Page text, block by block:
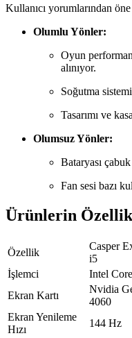
Kullanıcı yorumlarından
Olumlu Yönler:
Oyun
alınıyor.
Soğutma
Tasarımı ve
Olumsuz Yönler:
Bataryası
Fan sesi bazı
Ürünlerin Özellik
Özellik
Casper
i5
İşlemci
Intel
Ekran Kartı
Nvidia
4060
Ekran Yenileme
Hızı
144 Hz